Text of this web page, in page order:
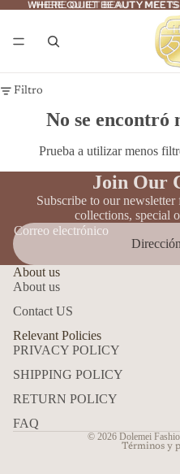
WHERE QUIET BEAUTY MEETS
WHERE QUIET BEAUTY
Filtro
No se encontró
Prueba a utilizar menos
Join Our
Subscribe to our
collections, special
Correo electrónico
About us
About us
Contact US
Relevant Policies
PRIVACY POLICY
SHIPPING POLICY
RETURN POLICY
FAQ
© 2026 Dolemei
Términos y
Política de privacidad
Términos del servicio
Política de envío